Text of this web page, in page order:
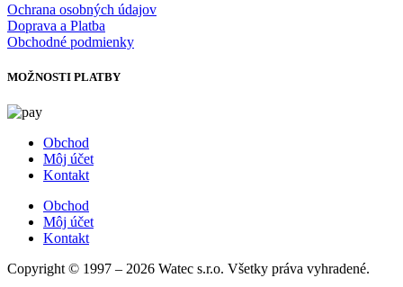
Ochrana osobných údajov
Doprava a Platba
Obchodné podmienky
MOŽNOSTI PLATBY
Obchod
Môj účet
Kontakt
Obchod
Môj účet
Kontakt
Copyright © 1997 – 2026 Watec s.r.o. Všetky práva vyhradené.